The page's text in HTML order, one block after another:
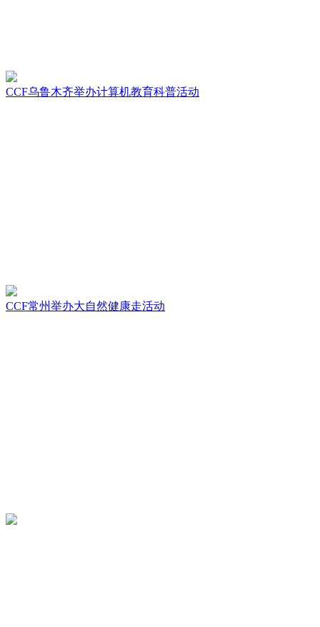
CCF乌鲁木齐举办计算机教育科普活动
CCF常州举办大自然健康走活动